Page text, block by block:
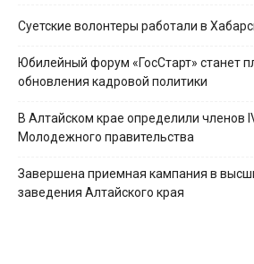
Суетские волонтеры работали в
Юбилейный форум «ГосСтарт» станет
обновления кадровой политики
В Алтайском крае определили членов
Молодежного правительства
Завершена приемная кампания в
заведения Алтайского края